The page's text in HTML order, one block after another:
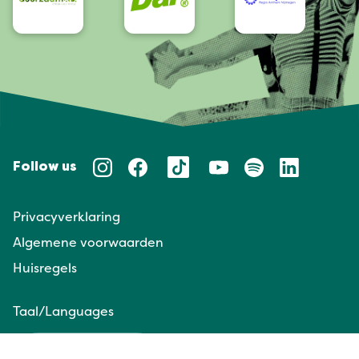
Follow us
Privacyverklaring
Algemene voorwaarden
Huisregels
Taal/Languages